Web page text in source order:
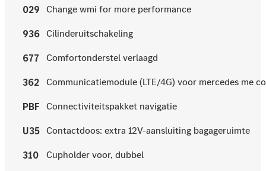
029 Change wmi for more performance
936 Cilinderuitschakeling
677 Comfortonderstel verlaagd
362 Communicatiemodule (LTE/4G) voor mercedes me
PBF Connectiviteitspakket navigatie
U35 Contactdoos: extra 12V-aansluiting bagageruimte
310 Cupholder voor, dubbel